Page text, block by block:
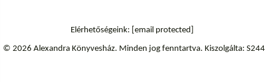
Elérhetőségeink: [email protected]
© 2026 Alexandra Könyvesház. Minden jog fenntartva. Kiszolgálta: S244